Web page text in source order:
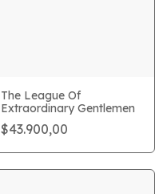
The League Of
Extraordinary Gentlemen
$43.900,00